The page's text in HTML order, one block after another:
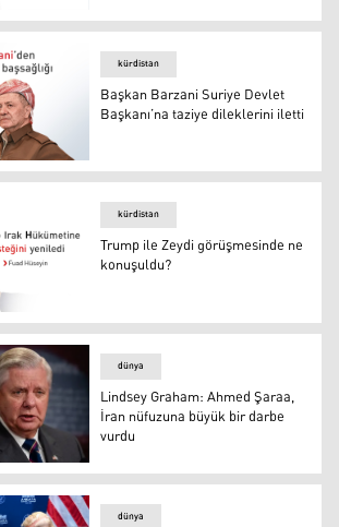
ile ilişkilerimiz iyileşme yolunda
Suriye Devlet Başkanı’na taziye
kürdistan
Başkan Barzani Suriye Devlet
Başkanı’na taziye dileklerini iletti
kürdistan
Trump ile Zeydi görüşmesinde ne
konuşuldu?
dünya
Lindsey Graham: Ahmed Şaraa,
İran nüfuzuna büyük bir darbe
vurdu
dünya